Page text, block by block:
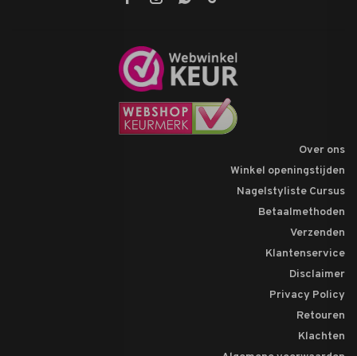
Over ons
Winkel openingstijden
Nagelstyliste Cursus
Betaalmethoden
Verzenden
Klantenservice
Disclaimer
Privacy Policy
Retouren
Klachten